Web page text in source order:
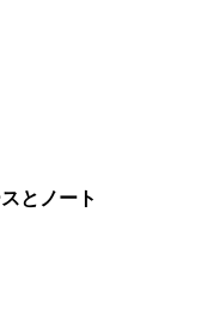
とノート